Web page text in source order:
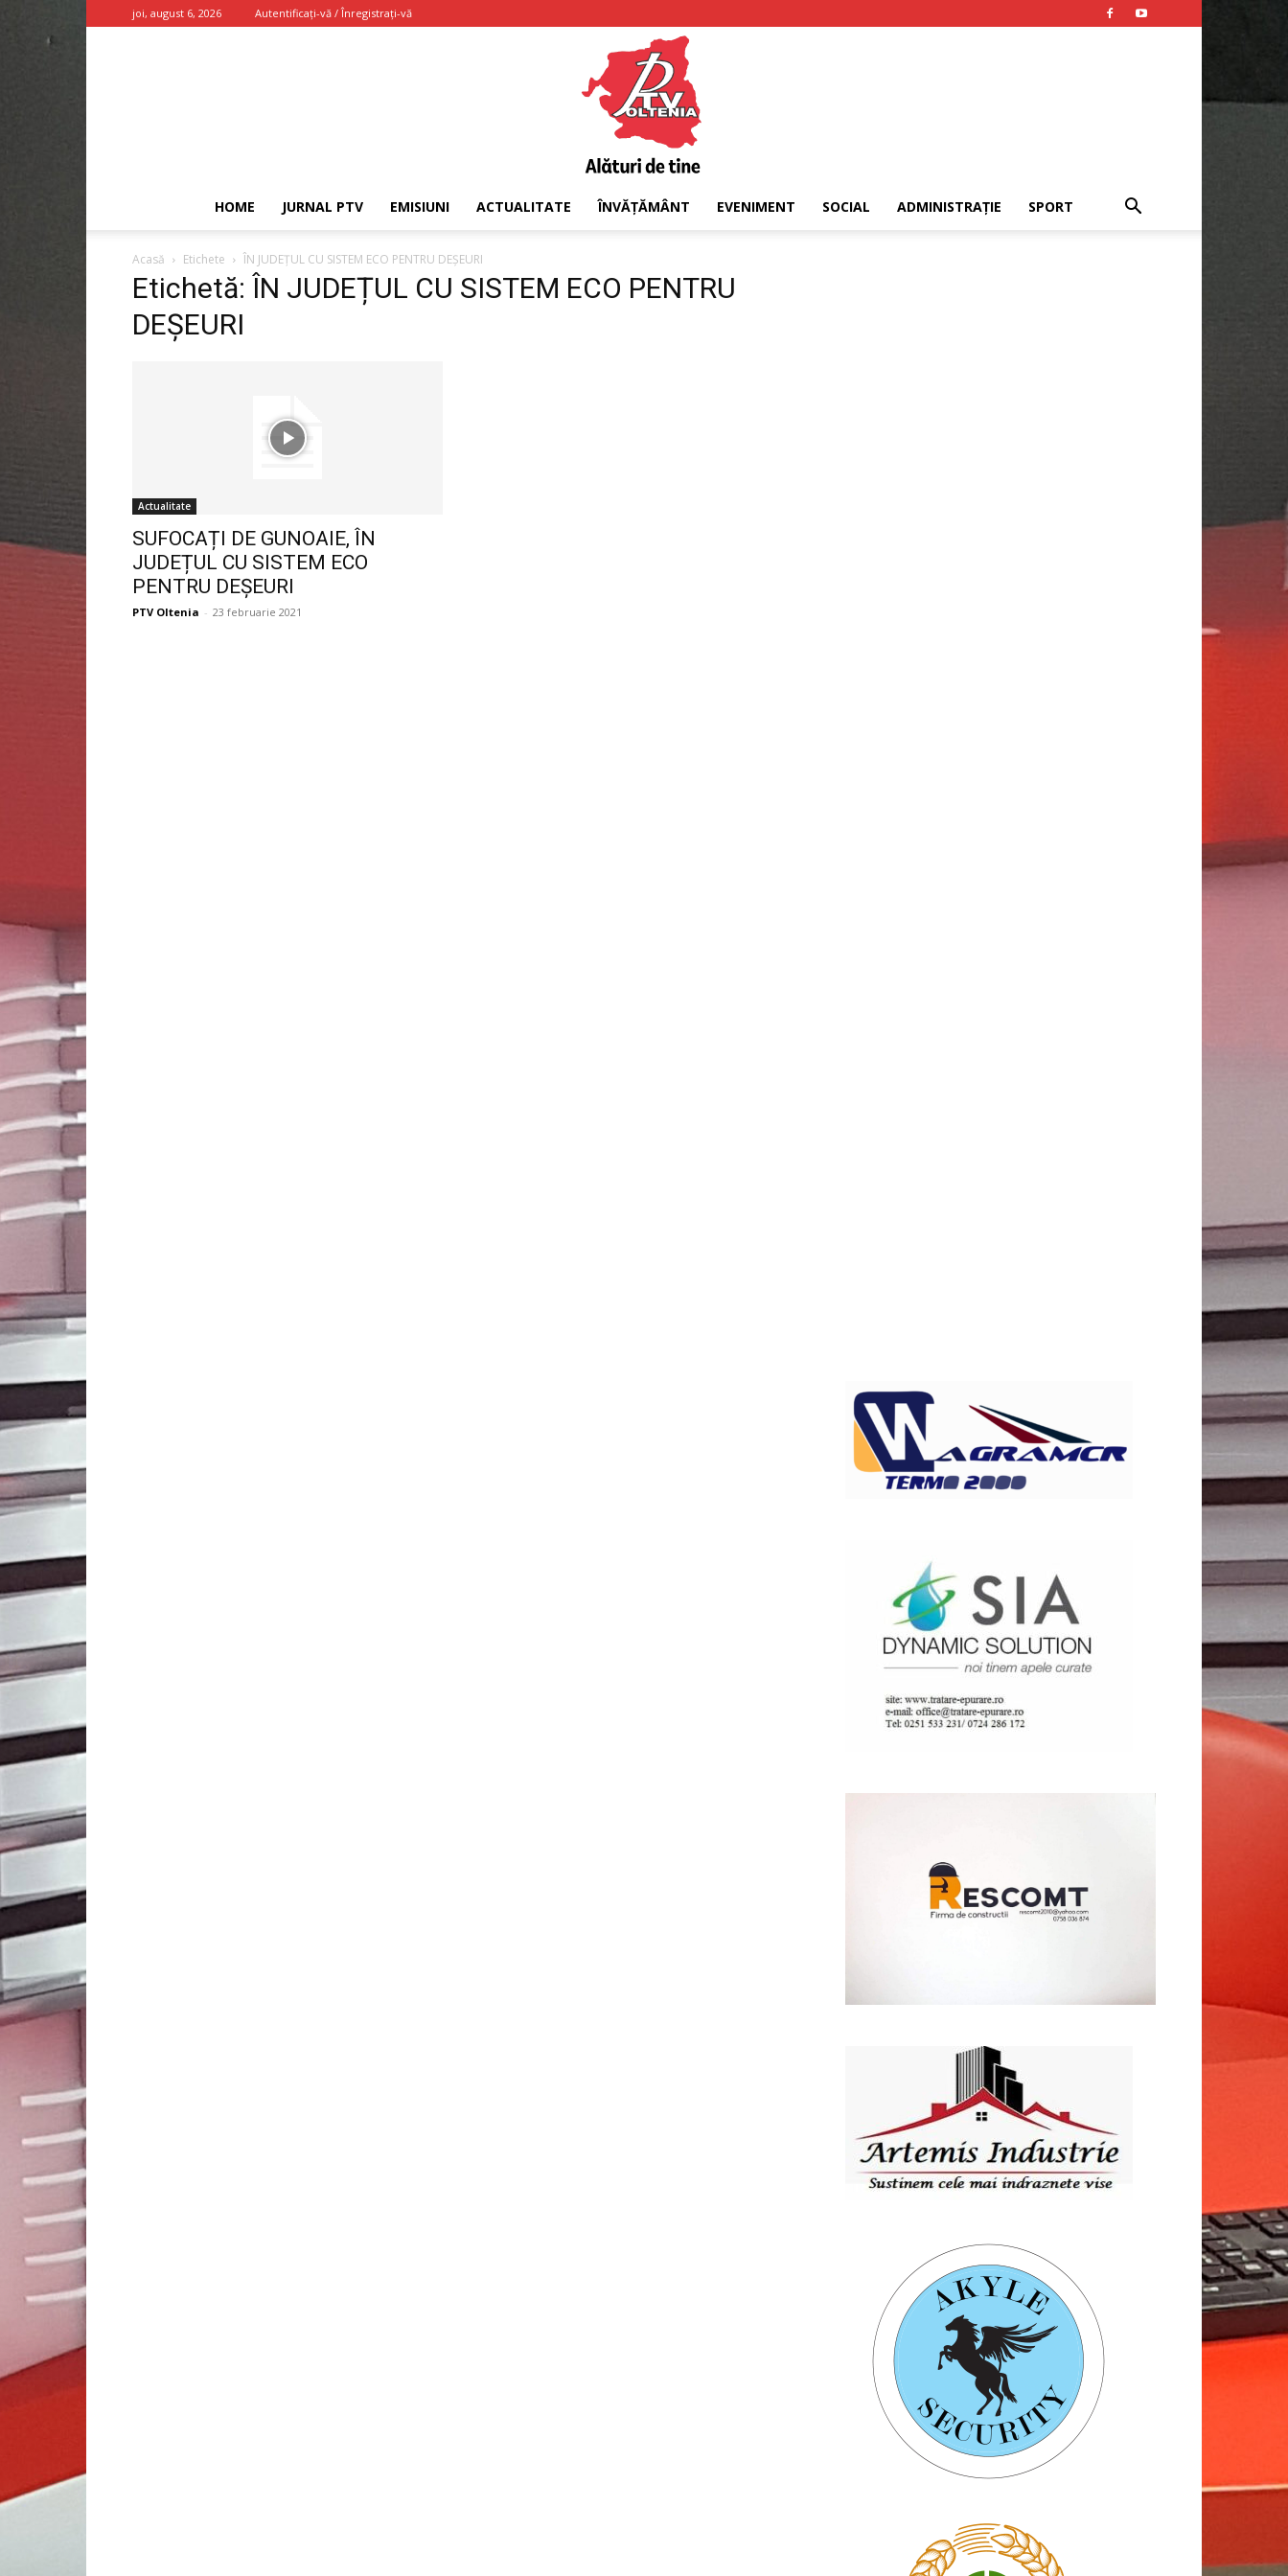
joi, august 6, 2026 Autentificați-vă / Înregistrați-vă
HOME JURNAL PTV EMISIUNI ACTUALITATE ÎNVĂȚĂMÂNT EVENIMENT SOCIAL ADMINISTRAȚIE SPORT
Acasă Etichete ÎN JUDEȚUL CU SISTEM ECO PENTRU DEȘEURI
Etichetă: ÎN JUDEȚUL CU SISTEM ECO PENTRU
DEȘEURI
Actualitate
SUFOCAȚI DE GUNOAIE, ÎN
JUDEȚUL CU SISTEM ECO
PENTRU DEȘEURI
PTV Oltenia - 23 februarie 2021